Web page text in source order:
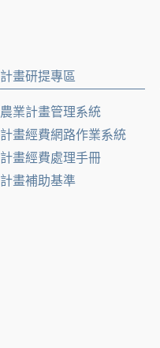
計畫研提專區
農業計畫管理系統
計畫經費網路作業系統
計畫經費處理手冊
計畫補助基準